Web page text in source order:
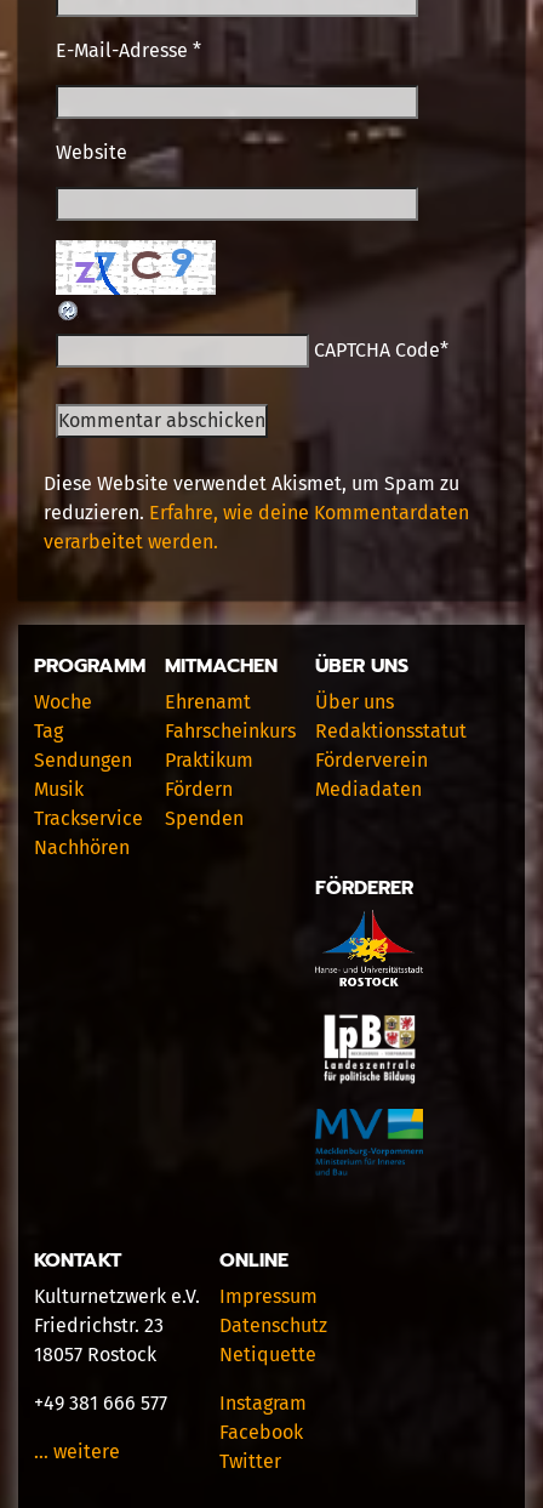
E-Mail-Adresse *
Website
CAPTCHA Code*
Diese Website verwendet Akismet, um Spam zu
reduzieren. Erfahre, wie deine Kommentardaten
verarbeitet werden.
PROGRAMM
Woche
Tag
Sendungen
Musik
Trackservice
Nachhören
MITMACHEN
Ehrenamt
Fahrscheinkurs
Praktikum
Fördern
Spenden
ÜBER UNS
Über uns
Redaktionsstatut
Förderverein
Mediadaten
FÖRDERER
KONTAKT
Kulturnetzwerk e.V.
Friedrichstr. 23
18057 Rostock
+49 381 666 577
… weitere
ONLINE
Impressum
Datenschutz
Netiquette
Instagram
Facebook
Twitter